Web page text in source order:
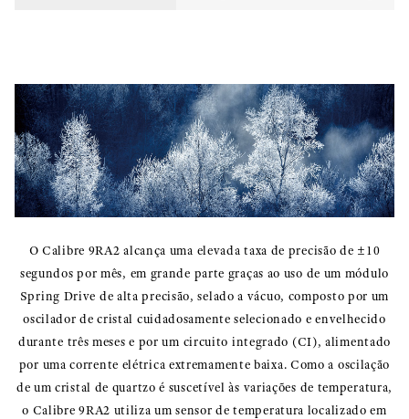
O Calibre 9RA2 alcança uma elevada taxa de precisão de ±10
segundos por mês, em grande parte graças ao uso de um módulo
Spring Drive de alta precisão, selado a vácuo, composto por um
oscilador de cristal cuidadosamente selecionado e envelhecido
durante três meses e por um circuito integrado (CI), alimentado
por uma corrente elétrica extremamente baixa. Como a oscilação
de um cristal de quartzo é suscetível às variações de temperatura,
o Calibre 9RA2 utiliza um sensor de temperatura localizado em